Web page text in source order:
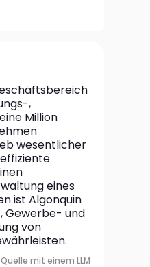
,
Million
wesentlicher
eines
ist Algonquin
Gewerbe- und
von
mit einem LLM